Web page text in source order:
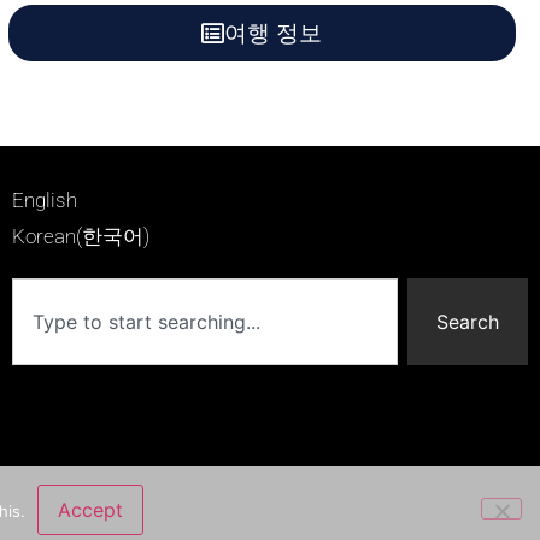
여행 정보
English
Korean(한국어)
Search
Accept